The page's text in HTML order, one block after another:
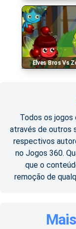
Elves Bros Vs
Todos os jogos
através de outros
respectivos
no Jogos 360.
que o
remoção de